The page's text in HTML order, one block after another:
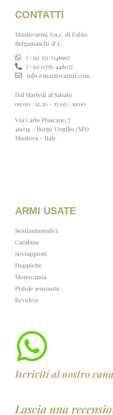
CONTATTI
Mantovarmi S.n.c. di Fabio
Bergamaschi & C.
(+39) 351-7146997
(+39) 0376-448037
info@mantovarmi.com
Dal Martedì al Sabato
09:00 / 12.30 – 15.00 / 19:00
Via Carlo Pisacane, 7
46034 – Borgo Virgilio (MN)
Mantova – Italy
ARMI USATE
Semiautomatici
Carabine
Sovrapposti
Doppiette
Monocanna
Pistole semiauto
Revolver
Iscriviti al nostro
Lascia una